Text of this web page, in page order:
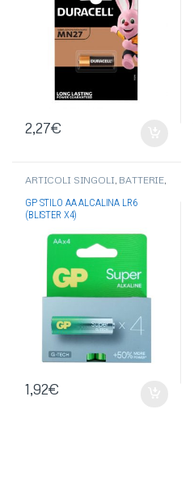
2,27€
ARTICOLI SINGOLI, BATTERIE,
GP
GP STILO AA ALCALINA LR6
(BLISTER X4)
1,92€